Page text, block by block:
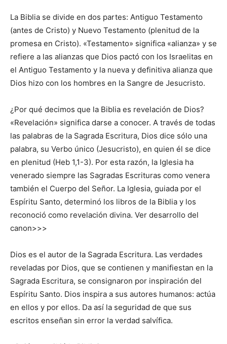
La Biblia se divide en dos partes: Antiguo Testamento
(antes de Cristo) y Nuevo Testamento (plenitud de la
promesa en Cristo). «Testamento» significa «alianza» y se
refiere a las alianzas que Dios pactó con los Israelitas en
el Antiguo Testamento y la nueva y definitiva alianza que
Dios hizo con los hombres en la Sangre de Jesucristo.
¿Por qué decimos que la Biblia es revelación de Dios?
«Revelación» significa darse a conocer. A través de todas
las palabras de la Sagrada Escritura, Dios dice sólo una
palabra, su Verbo único (Jesucristo), en quien él se dice
en plenitud (Heb 1,1-3). Por esta razón, la Iglesia ha
venerado siempre las Sagradas Escrituras como venera
también el Cuerpo del Señor. La Iglesia, guiada por el
Espíritu Santo, determinó los libros de la Biblia y los
reconoció como revelación divina. Ver desarrollo del
canon>>>
Dios es el autor de la Sagrada Escritura. Las verdades
reveladas por Dios, que se contienen y manifiestan en la
Sagrada Escritura, se consignaron por inspiración del
Espíritu Santo. Dios inspira a sus autores humanos: actúa
en ellos y por ellos. Da así la seguridad de que sus
escritos enseñan sin error la verdad salvífica.